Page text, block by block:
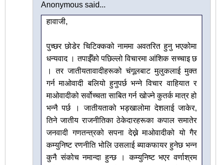
Anonymous said...
हावाजी,
पुच्छर छोडेर चिटिक्कको नाममा अवतरित हुनु भएकोमा
धन्यवाद । तपाईँको पछिल्लो विचारमा आंशिक सच्चाइ छ
। तर जातीयतावादीहरूको चंगूलबाट मुलुकलाई मुक्त
गर्न माओवादी बलियो हुनुपर्छ भन्ने विचार वाहियात र
माओवादीको सर्वोच्चता साबित गर्न खोज्ने कुतर्क मात्र हो
भन्नै पर्छ । जातीयताको भड्खालोमा देशलाई जाकेर,
तिने जातीय राजनीतिका ठेकेदारहरूका कपाल समातेर
जनवादी गणतन्त्रको सपना देख्ने माओवादीको यो गैर
कम्युनिष्ट रणनीति भोलि उसलाई ब्याकफायर हुनेछ भन्न
कुनै संकोच नमान्दा हुन्छ । कम्युनिष्ट भएर वर्णाश्रम